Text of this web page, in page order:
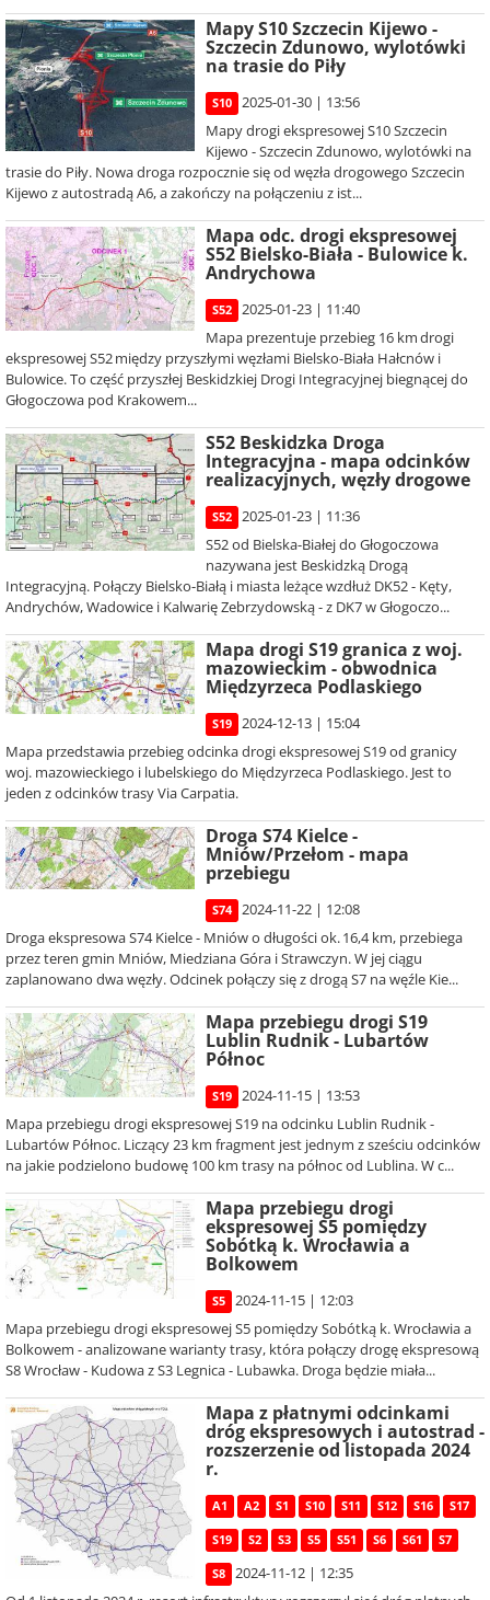
Mapy S10 Szczecin Kijewo -
Szczecin Zdunowo, wylotówki
na trasie do Piły
S10
2025-01-30 | 13:56
Mapy drogi ekspresowej S10 Szczecin
Kijewo - Szczecin Zdunowo, wylotówki na
trasie do Piły. Nowa droga rozpocznie się od węzła drogowego Szczecin
Kijewo z autostradą A6, a zakończy na połączeniu z ist...
Mapa odc. drogi ekspresowej
S52 Bielsko-Biała - Bulowice k.
Andrychowa
S52
2025-01-23 | 11:40
Mapa prezentuje przebieg 16 km drogi
ekspresowej S52 między przyszłymi węzłami Bielsko-Biała Hałcnów i
Bulowice. To część przyszłej Beskidzkiej Drogi Integracyjnej biegnącej do
Głogoczowa pod Krakowem...
S52 Beskidzka Droga
Integracyjna - mapa odcinków
realizacyjnych, węzły drogowe
S52
2025-01-23 | 11:36
S52 od Bielska-Białej do Głogoczowa
nazywana jest Beskidzką Drogą
Integracyjną. Połączy Bielsko-Białą i miasta leżące wzdłuż DK52 - Kęty,
Andrychów, Wadowice i Kalwarię Zebrzydowską - z DK7 w Głogoczo...
Mapa drogi S19 granica z woj.
mazowieckim - obwodnica
Międzyrzeca Podlaskiego
S19
2024-12-13 | 15:04
Mapa przedstawia przebieg odcinka drogi ekspresowej S19 od granicy
woj. mazowieckiego i lubelskiego do Międzyrzeca Podlaskiego. Jest to
jeden z odcinków trasy Via Carpatia.
Droga S74 Kielce -
Mniów/Przełom - mapa
przebiegu
S74
2024-11-22 | 12:08
Droga ekspresowa S74 Kielce - Mniów o długości ok. 16,4 km, przebiega
przez teren gmin Mniów, Miedziana Góra i Strawczyn. W jej ciągu
zaplanowano dwa węzły. Odcinek połączy się z drogą S7 na węźle Kie...
Mapa przebiegu drogi S19
Lublin Rudnik - Lubartów
Północ
S19
2024-11-15 | 13:53
Mapa przebiegu drogi ekspresowej S19 na odcinku Lublin Rudnik -
Lubartów Północ. Liczący 23 km fragment jest jednym z sześciu odcinków
na jakie podzielono budowę 100 km trasy na północ od Lublina. W c...
Mapa przebiegu drogi
ekspresowej S5 pomiędzy
Sobótką k. Wrocławia a
Bolkowem
S5
2024-11-15 | 12:03
Mapa przebiegu drogi ekspresowej S5 pomiędzy Sobótką k. Wrocławia a
Bolkowem - analizowane warianty trasy, która połączy drogę ekspresową
S8 Wrocław - Kudowa z S3 Legnica - Lubawka. Droga będzie miała...
Mapa z płatnymi odcinkami
dróg ekspresowych i autostrad -
rozszerzenie od listopada 2024
r.
A1 A2 S1 S10 S11 S12 S16 S17
S19 S2 S3 S5 S51 S6 S61 S7
S8
2024-11-12 | 12:35